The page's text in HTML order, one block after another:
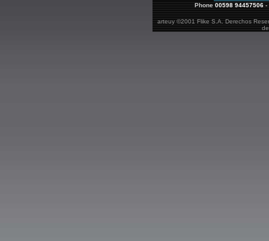
Phone00598 94457506-
arteuy ©2001 Flike S.A. Derechos